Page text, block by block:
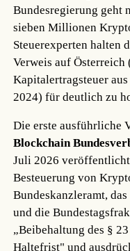
Bundesregierung geht
sieben Millionen
Steuerexperten halten
Verweis auf
Kapitalertragsteuer
2024) für deutlich zu
Die erste ausführliche
Blockchain
Juli 2026
Besteuerung von
Bundeskanzleramt,
und die
„Beibehaltung des §
Haltefrist" und